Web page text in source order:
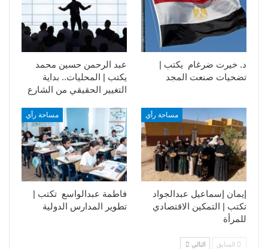
عبد الرحمن حسين محمد
يكتب | المحليات.. بداية
التغيير الحقيقي من الشارع
د. خيرت ضرغام يكتب |
تضحيات صنعت المجد
مساحة رأي
فاطمة عبدالواسع تكتب |
تطوير المدارس الدولية
مساحة رأي
إيمان إسماعيل عبدالجواد
تكتب | التمكين الاقتصادي
للمرأة
السابق التالي